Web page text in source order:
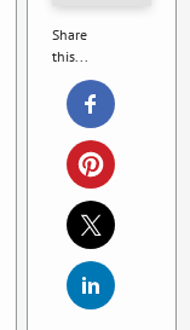
Share
this...